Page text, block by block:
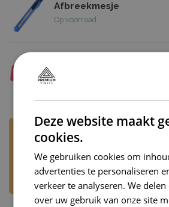
Afbreekmesje
Op voorraad
Op voorraad
Heb je vragen over dit
mail naar
beantwoorden uw bericht
tijdens kantooruren.
Deze website maakt
cookies.
We gebruiken cookies om
advertenties te personaliseren
verkeer te analyseren. We
over uw gebruik van onze site